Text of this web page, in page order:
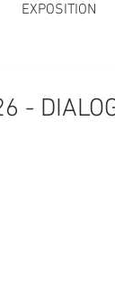
EXPOSITION
-